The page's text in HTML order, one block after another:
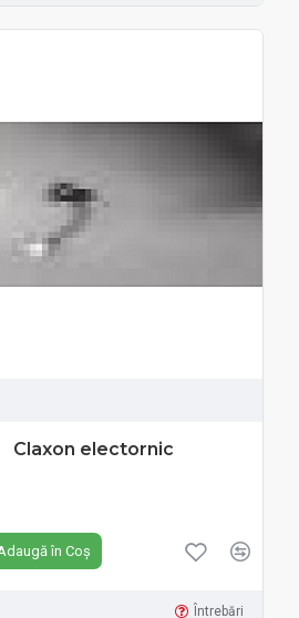
Claxon electornic
în Coș
Întrebări